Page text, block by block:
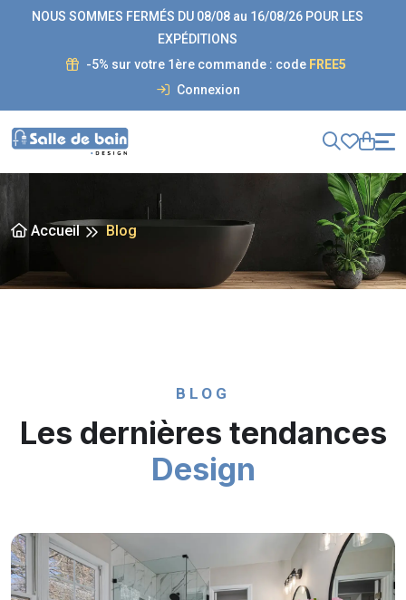
NOUS SOMMES FERMÉS DU 08/08 au 16/08/26 POUR LES
EXPÉDITIONS
-5% sur votre 1ère commande : code FREE5
Connexion
Accueil Blog
BLOG
Les dernières tendances
Design